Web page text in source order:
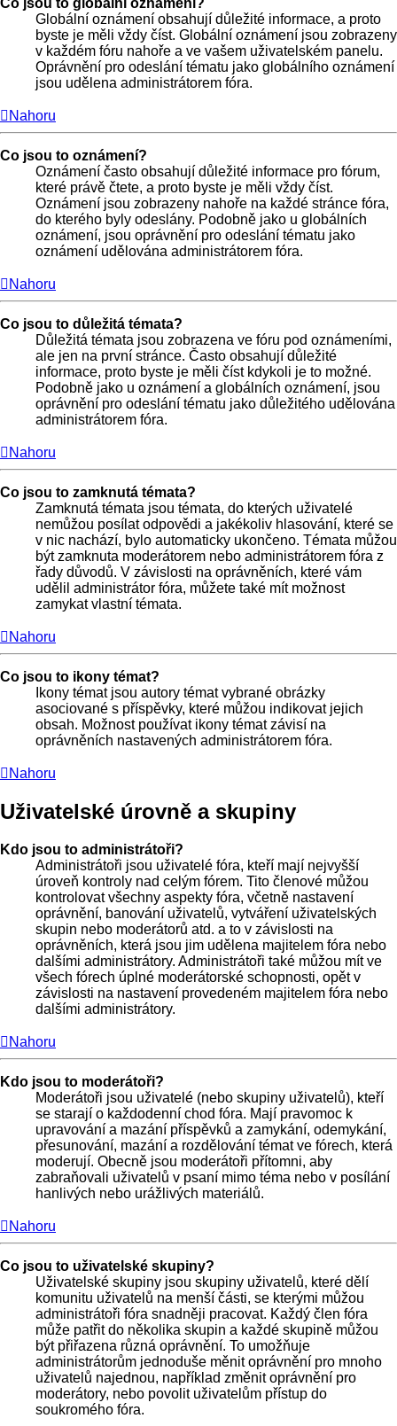
Globální oznámení obsahují důležité informace, a proto
byste je měli vždy číst. Globální oznámení jsou zobrazeny
v každém fóru nahoře a ve vašem uživatelském panelu.
Oprávnění pro odeslání tématu jako globálního oznámení
jsou udělena administrátorem fóra.
Nahoru
Co jsou to oznámení?
Oznámení často obsahují důležité informace pro fórum,
které právě čtete, a proto byste je měli vždy číst.
Oznámení jsou zobrazeny nahoře na každé stránce fóra,
do kterého byly odeslány. Podobně jako u globálních
oznámení, jsou oprávnění pro odeslání tématu jako
oznámení udělována administrátorem fóra.
Nahoru
Co jsou to důležitá témata?
Důležitá témata jsou zobrazena ve fóru pod oznámeními,
ale jen na první stránce. Často obsahují důležité
informace, proto byste je měli číst kdykoli je to možné.
Podobně jako u oznámení a globálních oznámení, jsou
oprávnění pro odeslání tématu jako důležitého udělována
administrátorem fóra.
Nahoru
Co jsou to zamknutá témata?
Zamknutá témata jsou témata, do kterých uživatelé
nemůžou posílat odpovědi a jakékoliv hlasování, které se
v nic nachází, bylo automaticky ukončeno. Témata můžou
být zamknuta moderátorem nebo administrátorem fóra z
řady důvodů. V závislosti na oprávněních, které vám
udělil administrátor fóra, můžete také mít možnost
zamykat vlastní témata.
Nahoru
Co jsou to ikony témat?
Ikony témat jsou autory témat vybrané obrázky
asociované s příspěvky, které můžou indikovat jejich
obsah. Možnost používat ikony témat závisí na
oprávněních nastavených administrátorem fóra.
Nahoru
Uživatelské úrovně a skupiny
Kdo jsou to administrátoři?
Administrátoři jsou uživatelé fóra, kteří mají nejvyšší
úroveň kontroly nad celým fórem. Tito členové můžou
kontrolovat všechny aspekty fóra, včetně nastavení
oprávnění, banování uživatelů, vytváření uživatelských
skupin nebo moderátorů atd. a to v závislosti na
oprávněních, která jsou jim udělena majitelem fóra nebo
dalšími administrátory. Administrátoři také můžou mít ve
všech fórech úplné moderátorské schopnosti, opět v
závislosti na nastavení provedeném majitelem fóra nebo
dalšími administrátory.
Nahoru
Kdo jsou to moderátoři?
Moderátoři jsou uživatelé (nebo skupiny uživatelů), kteří
se starají o každodenní chod fóra. Mají pravomoc k
upravování a mazání příspěvků a zamykání, odemykání,
přesunování, mazání a rozdělování témat ve fórech, která
moderují. Obecně jsou moderátoři přítomni, aby
zabraňovali uživatelů v psaní mimo téma nebo v posílání
hanlivých nebo urážlivých materiálů.
Nahoru
Co jsou to uživatelské skupiny?
Uživatelské skupiny jsou skupiny uživatelů, které dělí
komunitu uživatelů na menší části, se kterými můžou
administrátoři fóra snadněji pracovat. Každý člen fóra
může patřit do několika skupin a každé skupině můžou
být přiřazena různá oprávnění. To umožňuje
administrátorům jednoduše měnit oprávnění pro mnoho
uživatelů najednou, například změnit oprávnění pro
moderátory, nebo povolit uživatelům přístup do
soukromého fóra.